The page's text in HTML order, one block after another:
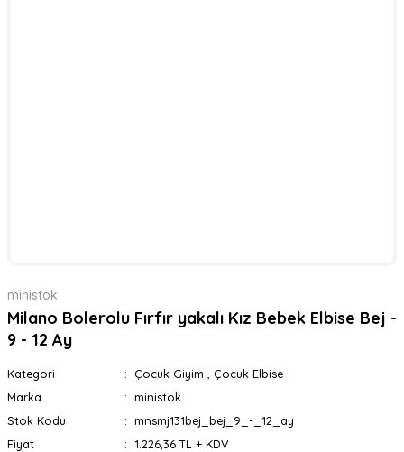
ministok
Milano Bolerolu Fırfır yakalı Kız Bebek Elbise Bej -
9 - 12 Ay
Kategori Çocuk Giyim
Çocuk Elbise
Marka
ministok
Stok Kodu
mnsmj131bej_bej_9_-_12_ay
Fiyat
1.226,36 TL + KDV